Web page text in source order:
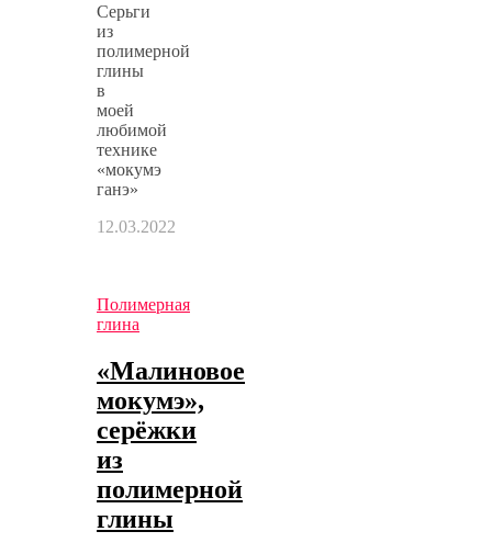
Серьги
из
полимерной
глины
в
моей
любимой
технике
«мокумэ
ганэ»
12.03.2022
Полимерная
глина
«Малиновое
мокумэ»,
серёжки
из
полимерной
глины